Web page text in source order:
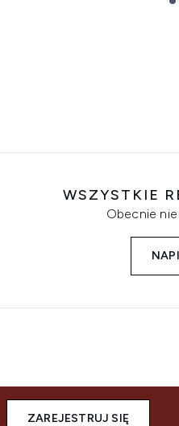
WSZYSTKIE
Obecnie
ZAREJESTRUJ SIĘ